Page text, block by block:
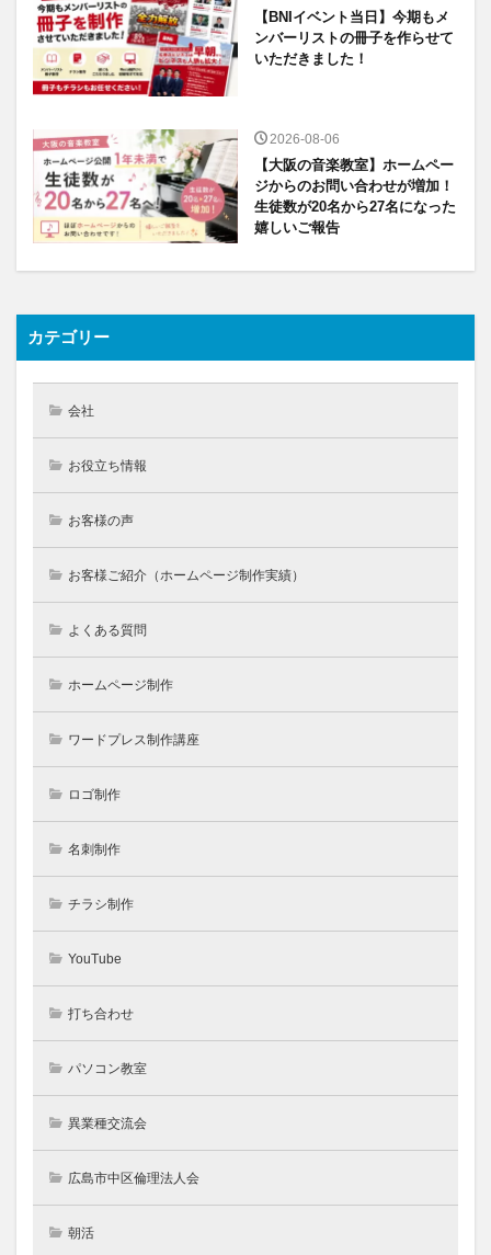
【BNIイベント当日】今期もメ
ンバーリストの冊子を作らせて
いただきました！
2026-08-06
【大阪の音楽教室】ホームペー
ジからのお問い合わせが増加！
生徒数が20名から27名になった
嬉しいご報告
カテゴリー
会社
お役立ち情報
お客様の声
お客様ご紹介（ホームページ制作実績）
よくある質問
ホームページ制作
ワードプレス制作講座
ロゴ制作
名刺制作
チラシ制作
YouTube
打ち合わせ
パソコン教室
異業種交流会
広島市中区倫理法人会
朝活